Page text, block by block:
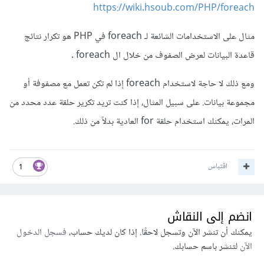
https://wiki.hsoub.com/PHP/foreach
مثال على الاستخدامات الشائعة لـ foreach في PHP هو تكرار نتائج
قاعدة البيانات لعرض الصفوف من خلال ال foreach .
ومع ذلك لا حاجة لاستخدام foreach إذا لم تكن تعمل مع مصفوفة أو
مجموعة بيانات. على سبيل المثال، إذا كنت تريد تكرير حلقة عدد محدد من
المرات، يمكنك استخدام حلقة for العادية بدلاً من ذلك.
1 اقتباس
انضم إلى النقاش
يمكنك أن تنشر الآن وتسجل لاحقًا. إذا كان لديك حساب،فسجل الدخول
الآنلتنشر باسم حسابك.